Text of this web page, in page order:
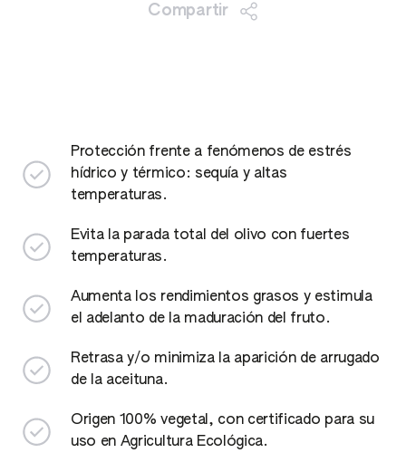
Compartir
Protección frente a fenómenos de estrés
hídrico y térmico: sequía y altas
temperaturas.
Evita la parada total del olivo con fuertes
temperaturas.
Aumenta los rendimientos grasos y estimula
el adelanto de la maduración del fruto.
Retrasa y/o minimiza la aparición de arrugado
de la aceituna.
Origen 100% vegetal, con certificado para su
uso en Agricultura Ecológica.